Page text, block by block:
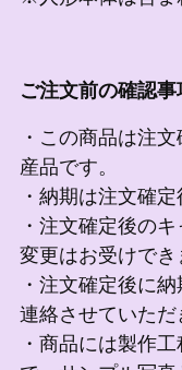
ご注文前の確認事
・この商品は注
産品です。
・納期は注文確定
・注文確定後の
変更はお受けでき
・注文確定後に
連絡させていただ
・商品には製作